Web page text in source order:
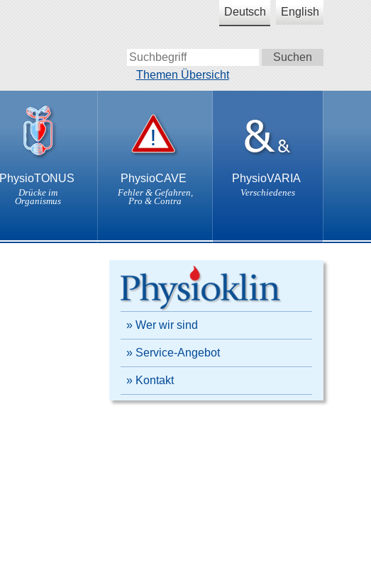
Deutsch English
Themen Übersicht
PhysioTONUS
Drücke im
Organismus
PhysioCAVE
Fehler & Gefahren,
Pro & Contra
PhysioVARIA
Verschiedenes
» Wer wir sind
» Service-Angebot
» Kontakt